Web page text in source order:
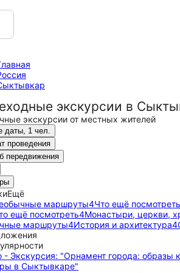
экскурсии в
экскурсии от местных жителей
даты, 1 чел.
проведения
передвижения
Ещё
маршруты4Что ещё посмотреть
ещё посмотреть4Монастыри, церкви,
маршруты4История и архитектура4